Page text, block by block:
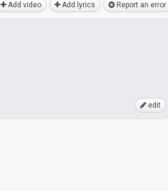
Add video Add lyrics Report an error
edit